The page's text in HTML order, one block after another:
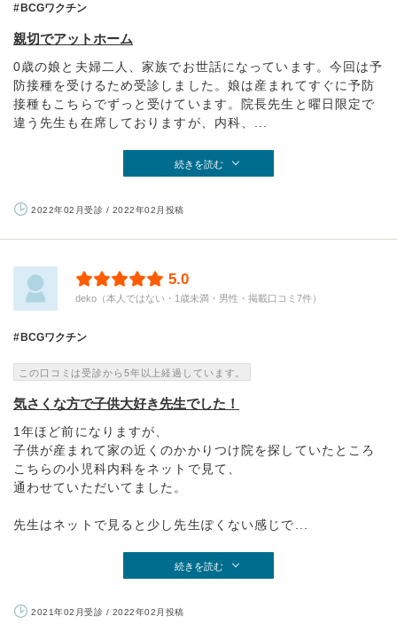
BCGワクチン
親切でアットホーム
0歳の娘と夫婦二人、家族でお世話になっています。今回は予
防接種を受けるため受診しました。娘は産まれてすぐに予防
接種もこちらでずっと受けています。院長先生と曜日限定で
違う先生も在席しておりますが、内科、...
続きを読む
2022年02月受診 / 2022年02月投稿
5.0
deko（本人ではない・1歳未満・男性・掲載口コミ7件）
BCGワクチン
この口コミは受診から5年以上経過しています。
気さくな方で子供大好き先生でした！
1年ほど前になりますが、
子供が産まれて家の近くのかかりつけ院を探していたところ
こちらの小児科内科をネットで見て、
通わせていただいてました。
先生はネットで見ると少し先生ぽくない感じで...
続きを読む
2021年02月受診 / 2022年02月投稿